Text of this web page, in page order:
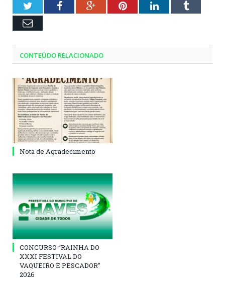
TwitterFacebookGoogle+PinterestLinkedInTumblr
Email
CONTEÚDO RELACIONADO
Nota de Agradecimento
CONCURSO “RAINHA DO
XXXI FESTIVAL DO
VAQUEIRO E PESCADOR”
2026